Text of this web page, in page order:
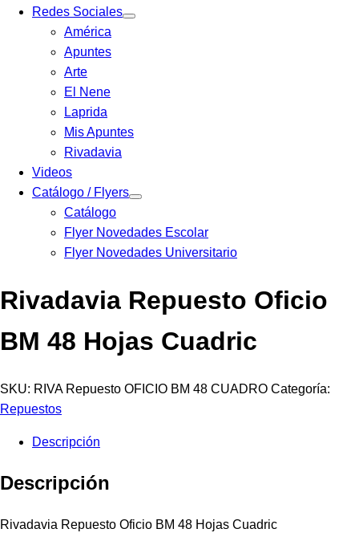
Redes Sociales
América
Apuntes
Arte
El Nene
Laprida
Mis Apuntes
Rivadavia
Videos
Catálogo / Flyers
Catálogo
Flyer Novedades Escolar
Flyer Novedades Universitario
Rivadavia Repuesto Oficio
BM 48 Hojas Cuadric
SKU: RIVA Repuesto OFICIO BM 48 CUADRO Categoría:
Repuestos
Descripción
Descripción
Rivadavia Repuesto Oficio BM 48 Hojas Cuadric